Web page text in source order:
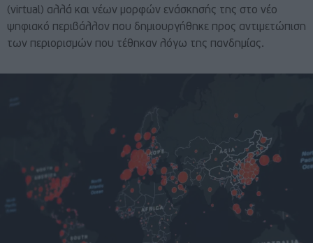
(virtual) αλλά και νέων μορφών ενάσκησής της στο νέο
ψηφιακό περιβάλλον που δημιουργήθηκε προς αντιμετώπιση
των περιορισμών που τέθηκαν λόγω της πανδημίας.